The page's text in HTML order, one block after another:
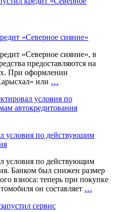
«Северное сияние»
«Северное сияние», в
предоставляются на
При оформлении
или …
условия по действующим
условия по действующим
Банком был снижен размер
взноса: теперь при покупке
он составляет …